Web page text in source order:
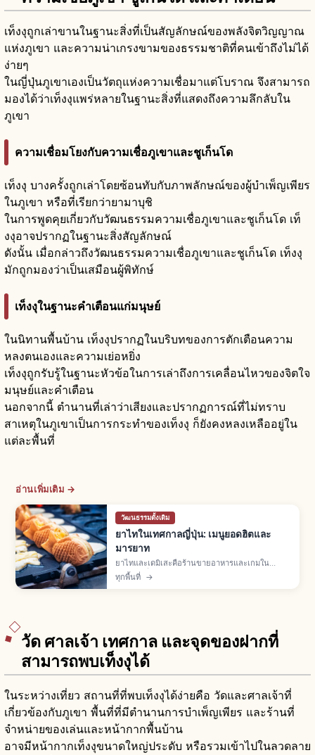
เท็งงุถูกเล่าขานในฐานะสิ่งที่เป็นสัญลักษณ์ของพลังจิตวิญญาณ
แห่งภูเขา และความน่าเกรงขามของธรรมชาติที่คนเข้าถึงไม่ได้
ง่ายๆ
ในญี่ปุ่นภูเขาเองเป็นวัตถุแห่งความเชื่อมาแต่โบราณ จึงสามารถ
มองได้ว่าเท็งงุแพร่หลายในฐานะสิ่งที่แสดงถึงความลึกลับใน
ภูเขา
ความเชื่อมโยงกับความเชื่อภูเขาและชูเก็นโด
เท็งงุ บางครั้งถูกเล่าโดยซ้อนทับกับภาพลักษณ์ของผู้บำเพ็ญเพียร
ในภูเขา หรือที่เรียกว่ายามาบุชิ
ในการพูดคุยเกี่ยวกับวัฒนธรรมความเชื่อภูเขาและชูเก็นโด เท็
งงุอาจปรากฏในฐานะสิ่งสัญลักษณ์
ดังนั้น เมื่อกล่าวถึงวัฒนธรรมความเชื่อภูเขาและชูเก็นโด เท็งงุ
มักถูกมองว่าเป็นเสมือนผู้พิทักษ์
เท็งงุในฐานะคำเตือนแก่มนุษย์
ในนิทานพื้นบ้าน เท็งงุปรากฏในบริบทของการตักเตือนความ
หลงตนเองและความเย่อหยิ่ง
เท็งงุถูกรับรู้ในฐานะหัวข้อในการเล่าถึงการเคลื่อนไหวของจิตใจ
มนุษย์และคำเตือน
นอกจากนี้ ตำนานที่เล่าว่าเสียงและปรากฏการณ์ที่ไม่ทราบ
สาเหตุในภูเขาเป็นการกระทำของเท็งงุ ก็ยังคงหลงเหลืออยู่ใน
แต่ละพื้นที่
อ่านเพิ่มเติม →
วัฒนธรรมดั้งเดิม
ยาไทในเทศกาลญี่ปุ่น: เมนูยอดฮิตและ
มารยาท
ยาไทและเดมิเสะคือร้านขายอาหารและเกมใน
เทศกาลญี่ปุ่น พบมากเดือนมี.ค.-พ.ย. เมนูยอดฮิตยา
กิโซบะ เบบี้คาสเทลลา ทาโกะยากิ แอปเปิลเคลือบ
ทุกพื้นที่ →
วัด ศาลเจ้า เทศกาล และจุดของฝากที่
สามารถพบเท็งงุได้
ในระหว่างเที่ยว สถานที่ที่พบเท็งงุได้ง่ายคือ วัดและศาลเจ้าที่
เกี่ยวข้องกับภูเขา พื้นที่ที่มีตำนานการบำเพ็ญเพียร และร้านที่
จำหน่ายของเล่นและหน้ากากพื้นบ้าน
อาจมีหน้ากากเท็งงุขนาดใหญ่ประดับ หรือรวมเข้าไปในลวดลาย